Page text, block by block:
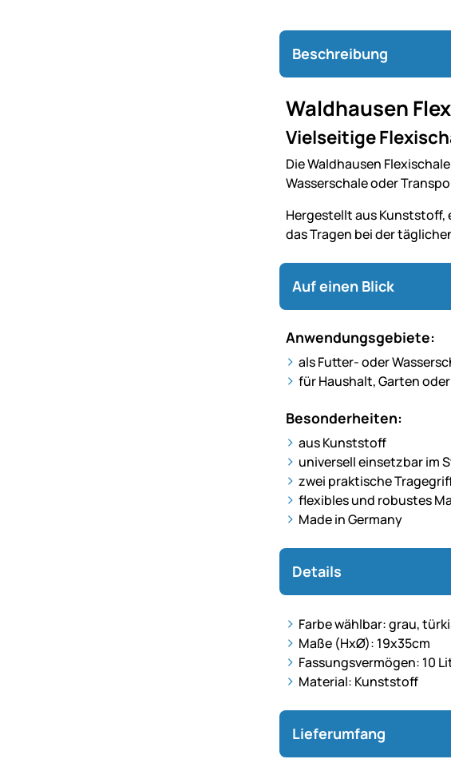
Beschreibung
Waldhausen
Vielseitige
Die Waldhausen
Wasserschale oder
Hergestellt aus Kunststoff,
das Tragen bei der
Auf einen Blick
Anwendungsgebiete:
als Futter- oder
für Haushalt, Garten
Besonderheiten:
aus Kunststoff
universell einsetzbar im
zwei praktische
flexibles und robustes
Made in Germany
Details
Farbe wählbar: grau,
Maße (HxØ): 19x35cm
Fassungsvermögen: 10
Material: Kunststoff
Lieferumfang